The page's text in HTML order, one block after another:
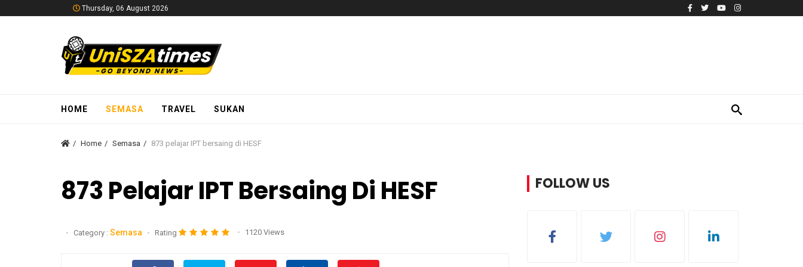
Thursday, 06 August 2026
HOME SEMASA TRAVEL SUKAN
Home Semasa 873 pelajar IPT bersaing di HESF
873 Pelajar IPT Bersaing Di HESF
Category : Semasa Rating 1120 Views
FOLLOW US